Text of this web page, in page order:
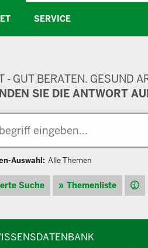
SERVICE
- GUT BERATEN. GESUND
SIE DIE ANTWORT
Auswahl: Alle Themen
Suche Themenliste